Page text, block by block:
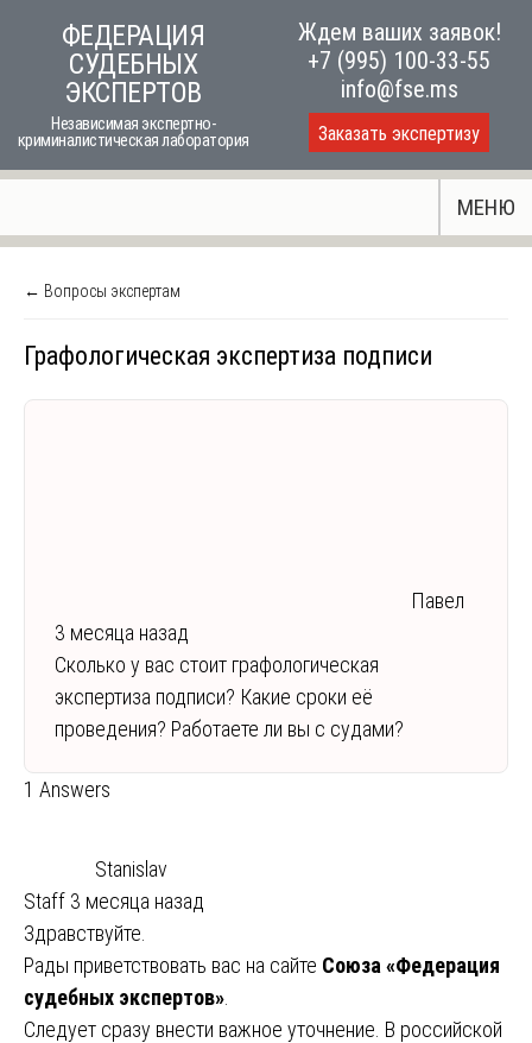
ФЕДЕРАЦИЯ
СУДЕБНЫХ
ЭКСПЕРТОВ
Независимая экспертно-
криминалистическая лаборатория
Ждем ваших заявок!
+7 (995) 100-33-55
info@fse.ms
Заказать экспертизу
МЕНЮ
← Вопросы экспертам
Графологическая экспертиза подписи
Павел
3 месяца назад
Сколько у вас стоит графологическая
экспертиза подписи? Какие сроки её
проведения? Работаете ли вы с судами?
1 Answers
Stanislav
Staff 3 месяца назад
Здравствуйте.
Рады приветствовать вас на сайте Союза «Федерация
судебных экспертов»
Следует сразу внести важное уточнение. В российской